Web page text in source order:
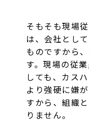
そもそも現場
は、会社とし
ものですから
す。現場の従
しても、カス
より強硬に嫌
すから、組織
りません。